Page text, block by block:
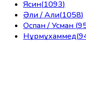
Ясин(1093)
Әли / Али(1058)
Оспан / Усман (
Нұрмұхаммед(